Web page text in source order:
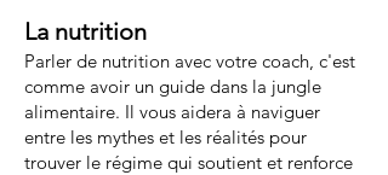
La nutrition
Parler de nutrition avec votre coach, c'est
comme avoir un guide dans la jungle
alimentaire. Il vous aidera à naviguer
entre les mythes et les réalités pour
trouver le régime qui soutient et renforce